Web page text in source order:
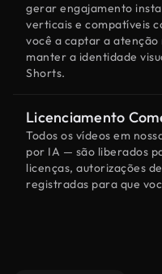
gerar engajamento
verticais e compatíveis
você a captar a atenção
manter a identidade
Shorts.
Licenciamento
Todos os vídeos em
por IA — são liberados
licenças, autorizações
registradas para que